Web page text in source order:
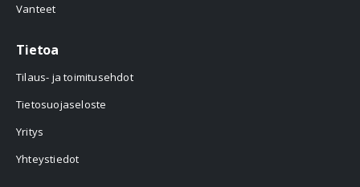
Vanteet
Tietoa
Tilaus- ja toimitusehdot
Tietosuojaseloste
Yritys
Yhteystiedot